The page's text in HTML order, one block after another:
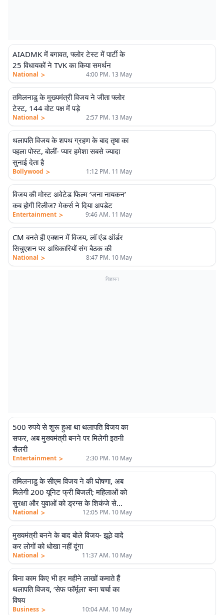
AIADMK में बगावत, फ्लोर टेस्ट में पार्टी के
25 विधायकों ने TVK का किया समर्थन
National > 4:00 PM. 13 May
तमिलनाडु के मुख्यमंत्री विजय ने जीता फ्लोर
टेस्ट, 144 वोट पक्ष में पड़े
National > 2:57 PM. 13 May
थलापति विजय के शपथ ग्रहण के बाद तृषा का
पहला पोस्ट, बोलीं- प्यार हमेशा सबसे ज्यादा
सुनाई देता है
Bollywood > 1:12 PM. 11 May
विजय की मोस्ट अवेटेड फिल्म ‘जना नायकन’
कब होगी रिलीज? मेकर्स ने दिया अपडेट
Entertainment > 9:46 AM. 11 May
CM बनते ही एक्शन में विजय, लॉ एंड ऑर्डर
सिचुएशन पर अधिकारियों संग बैठक की
National > 8:47 PM. 10 May
विज्ञापन
500 रुपये से शुरू हुआ था थलापति विजय का
सफर, अब मुख्यमंत्री बनने पर मिलेगी इतनी
सैलरी
Entertainment > 2:30 PM. 10 May
तमिलनाडु के सीएम विजय ने की घोषणा, अब
मिलेगी 200 यूनिट फ्री बिजली; महिलाओं को
सुरक्षा और युवाओं को ड्रग्स के शिकंजे से
बचाया जाएगा
National > 12:05 PM. 10 May
मुख्यमंत्री बनने के बाद बोले विजय- झूठे वादे
कर लोगों को धोखा नहीं दूंगा
National > 11:37 AM. 10 May
बिना काम किए भी हर महीने लाखों कमाते हैं
थलापति विजय, ‘सेफ फॉर्मूला’ बना चर्चा का
विषय
Business > 10:04 AM. 10 May